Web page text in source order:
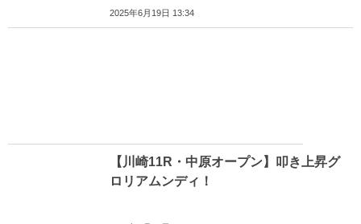
2025年6月19日 13:34
【川崎11R・中原オープン】叩き上昇グ
ロリアムンディ！